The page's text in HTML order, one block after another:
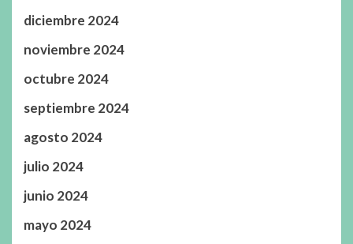
diciembre 2024
noviembre 2024
octubre 2024
septiembre 2024
agosto 2024
julio 2024
junio 2024
mayo 2024